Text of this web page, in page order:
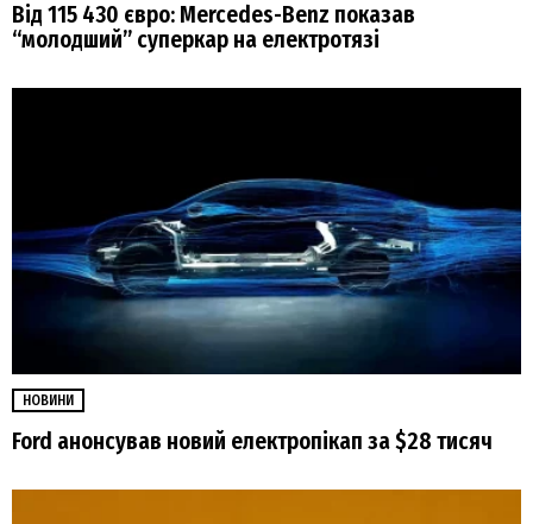
Від 115 430 євро: Mercedes-Benz показав
“молодший” суперкар на електротязі
НОВИНИ
Ford анонсував новий електропікап за $28 тисяч